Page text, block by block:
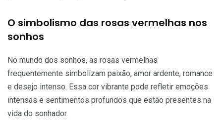
O simbolismo das rosas vermelhas nos
sonhos
No mundo dos sonhos, as rosas vermelhas
frequentemente simbolizam paixão, amor ardente, romance
e desejo intenso. Essa cor vibrante pode refletir emoções
intensas e sentimentos profundos que estão presentes na
vida do sonhador.